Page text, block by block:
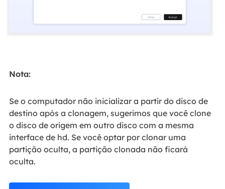
Nota:
Se o computador não inicializar a partir do disco de
destino após a clonagem, sugerimos que você clone
o disco de origem em outro disco com a mesma
interface de hd. Se você optar por clonar uma
partição oculta, a partição clonada não ficará
oculta.